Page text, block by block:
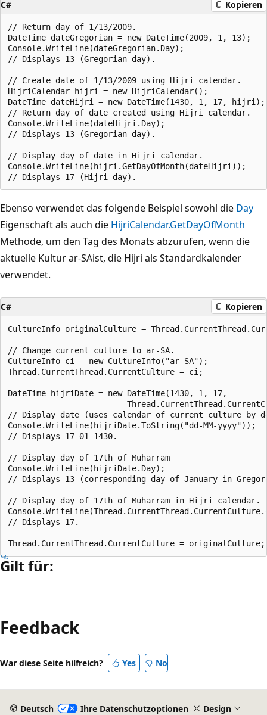
C# Kopieren
// Return day of 1/13/2009.
DateTime dateGregorian = new DateTime(2009, 1, 13);
Console.WriteLine(dateGregorian.Day);
// Displays 13 (Gregorian day).
// Create date of 1/13/2009 using Hijri calendar.
HijriCalendar hijri = new HijriCalendar();
DateTime dateHijri = new DateTime(1430, 1, 17, hijri);
// Return day of date created using Hijri calendar.
Console.WriteLine(dateHijri.Day);
// Displays 13 (Gregorian day).
// Display day of date in Hijri calendar.
Console.WriteLine(hijri.GetDayOfMonth(dateHijri));
Ebenso verwendet das folgende Beispiel sowohl die Day
Eigenschaft als auch die HijriCalendar.GetDayOfMonth
Methode, um den Tag des Monats abzurufen, wenn die
aktuelle Kultur ar-SAist, die Hijri als Standardkalender
verwendet.
C# Kopieren
CultureInfo originalCulture =
// Change current culture to ar-SA.
CultureInfo ci = new CultureInfo("ar-SA");
Thread.CurrentThread.CurrentCulture = ci;
DateTime hijriDate = new DateTime(1430, 1, 17,
// Display date (uses calendar of current culture by
Console.WriteLine(hijriDate.ToString("dd-MM-yyyy"));
// Displays 17-01-1430.
// Display day of 17th of Muharram
Console.WriteLine(hijriDate.Day);
// Displays 13 (corresponding day of January in
// Display day of 17th of Muharram in Hijri calendar.
// Displays 17.
Gilt für:
deaktiviert
Feedback
War diese Seite hilfreich? Yes No
Deutsch Ihre Datenschutzoptionen Design